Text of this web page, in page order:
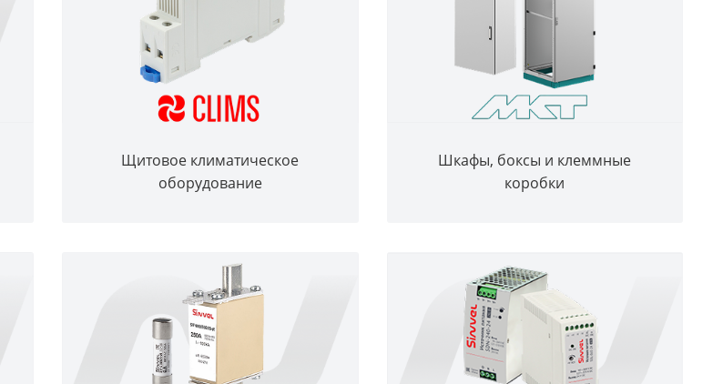
Щитовое климатическое
оборудование
Шкафы, боксы и клеммные
коробки